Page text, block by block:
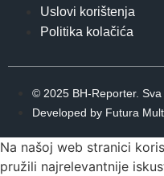
Uslovi korištenja
Politika kolačića
© 2025 BH-Reporter. Sva
Developed by Futura
Na našoj web stranici
pružili najrelevantnije